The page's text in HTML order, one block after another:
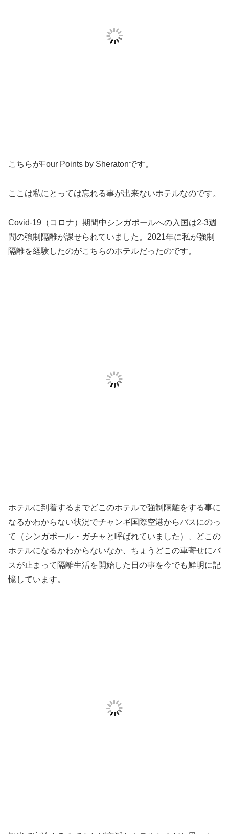
こちらがFour Points by Sheratonです。
ここは私にとっては忘れる事が出来ないホテルなのです。
Covid-19（コロナ）期間中シンガポールへの入国は2-3週
間の強制隔離が課せられていました。2021年に私が強制
隔離を経験したのがこちらのホテルだったのです。
ホテルに到着するまでどこのホテルで強制隔離をする事に
なるかわからない状況でチャンギ国際空港からバスにのっ
て（シンガポール・ガチャと呼ばれていました）、どこの
ホテルになるかわからないなか、ちょうどこの車寄せにバ
スが止まって隔離生活を開始した日の事を今でも鮮明に記
憶しています。